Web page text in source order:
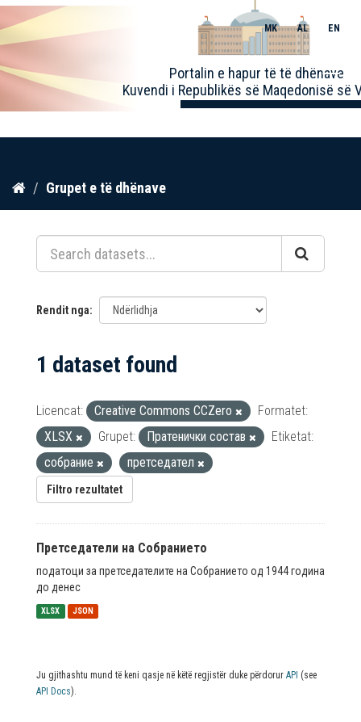
Kalo
përmbajtja
Portalin e hapur të të dhënave
Kuvendi i Republikës së Maqedonisë së
MK AL EN
Toggle
Grupet e të dhënave
Rendit nga
1 dataset found
Licencat: Creative Commons CCZero
Formatet:
XLSX
Grupet: Пратенички состав
Etiketat:
собрание
претседател
Filtro rezultatet
Претседатели на Собранието
податоци за претседателите на Собранието од 1944 година
до денес
XLSX JSON
Ju gjithashtu mund të keni qasje në këtë regjistër duke përdorur API (see
API Docs).